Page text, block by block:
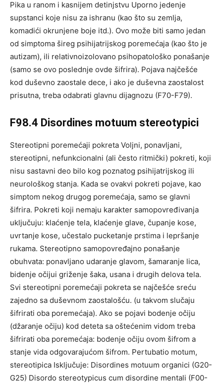
Pika u ranom i kasnijem detinjstvu Uporno jedenje
supstanci koje nisu za ishranu (kao što su zemlja,
komadići okrunjene boje itd.). Ovo može biti samo jedan
od simptoma šireg psihijatrijskog poremećaja (kao što je
autizam), ili relativnoizolovano psihopatološko ponašanje
(samo se ovo poslednje ovde šifrira). Pojava najčešće
kod duševno zaostale dece, i ako je duševna zaostalost
prisutna, treba odabrati glavnu dijagnozu (F70-F79).
F98.4 Disordines motuum stereotypici
Stereotipni poremećaji pokreta Voljni, ponavljani,
stereotipni, nefunkcionalni (ali često ritmički) pokreti, koji
nisu sastavni deo bilo kog poznatog psihijatrijskog ili
neurološkog stanja. Kada se ovakvi pokreti pojave, kao
simptom nekog drugog poremećaja, samo se glavni
šifrira. Pokreti koji nemaju karakter samopovređivanja
uključuju: klaćenje tela, klaćenje glave, čupanje kose,
uvrtanje kose, učestalo pucketanje prstima i lepršanje
rukama. Stereotipno samopovređajno ponašanje
obuhvata: ponavljano udaranje glavom, šamaranje lica,
bidenje očijui griženje šaka, usana i drugih delova tela.
Svi stereotipni poremećaji pokreta se najčešće sreću
zajedno sa duševnom zaostalošću. (u takvom slučaju
šifrirati oba poremećaja). Ako se pojavi bodenje očiju
(džaranje očiju) kod deteta sa oštećenim vidom treba
šifrirati oba poremećaja: bodenje očiju ovom šifrom a
stanje vida odgovarajućom šifrom. Pertubatio motum,
stereotipica Isključuje: Disordines motuum organici (G20-
G25) Disordo stereotypicus cum disordine mentali (F00-